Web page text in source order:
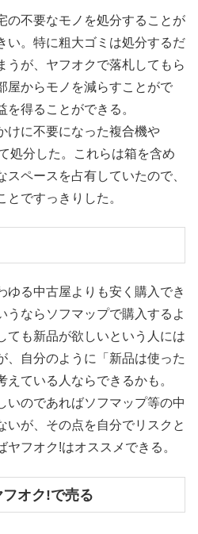
の不要なモノを処分することが
い。特に粗大ゴミは処分するだ
うが、ヤフオクで落札してもら
屋からモノを減らすことがで
得ることができる。
けに不要になった複合機や
処分した。これらは箱を含め
スペースを占有していたので、
ですっきりした。
ゆる中古屋よりも安く購入でき
うならソフマップで購入するよ
ても新品が欲しいという人には
、自分のように「新品は使った
ている人ならできるかも。
いのであればソフマップ等の中
いが、その点を自分でリスクと
ヤフオク!はオススメできる。
オク!で売る